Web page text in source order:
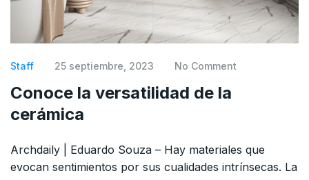
Staff 25 septiembre, 2023 No Comment
Conoce la versatilidad de la
cerámica
Archdaily | Eduardo Souza – Hay materiales que
evocan sentimientos por sus cualidades intrínsecas. La